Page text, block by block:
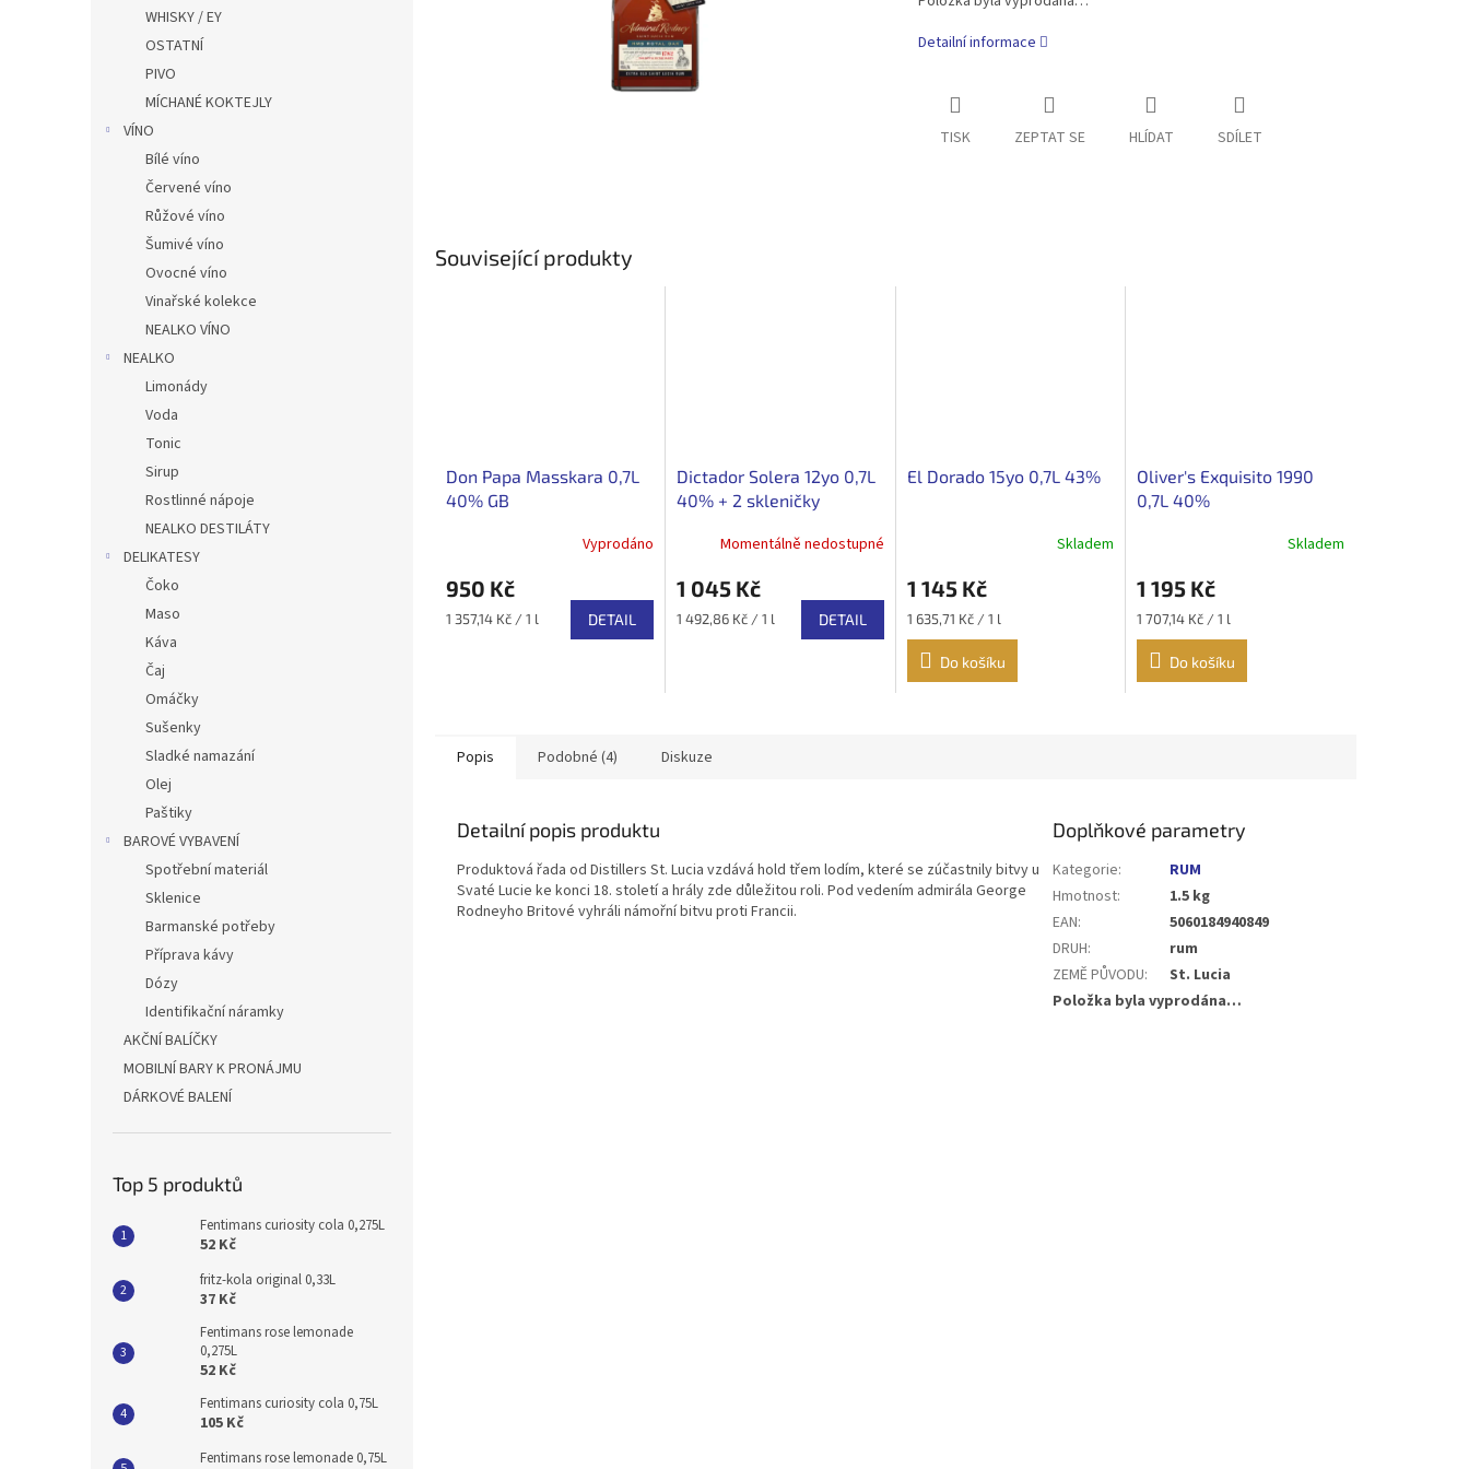
WHISKY / EY
OSTATNÍ
PIVO
MÍCHANÉ KOKTEJLY
VÍNO
Bílé víno
Červené víno
Růžové víno
Šumivé víno
Ovocné víno
Vinařské kolekce
NEALKO VÍNO
NEALKO
Limonády
Voda
Tonic
Sirup
Rostlinné nápoje
NEALKO DESTILÁTY
DELIKATESY
Čoko
Maso
Káva
Čaj
Omáčky
Sušenky
Sladké namazání
Olej
Paštiky
BAROVÉ VYBAVENÍ
Spotřební materiál
Sklenice
Barmanské potřeby
Příprava kávy
Dózy
Identifikační náramky
AKČNÍ BALÍČKY
MOBILNÍ BARY K PRONÁJMU
DÁRKOVÉ BALENÍ
Top 5 produktů
Fentimans curiosity cola 0,275L
52 Kč
fritz-kola original 0,33L
37 Kč
Fentimans rose lemonade
0,275L
52 Kč
Fentimans curiosity cola 0,75L
105 Kč
Fentimans rose lemonade 0,75L
Detailní informace
TISK ZEPTAT SE HLÍDAT SDÍLET
Související produkty
Don Papa Masskara 0,7L
40% GB
Vyprodáno
950 Kč
Měrná
1 357,14 Kč / 1 l DETAIL
Dictador Solera 12yo 0,7L
40% + 2 skleničky
Momentálně nedostupné
1 045 Kč
Měrná
1 492,86 Kč / 1 l DETAIL
El Dorado 15yo 0,7L 43%
Skladem
1 145 Kč
Měrná
cena:
1 635,71 Kč / 1 l
Do košíku
Oliver's Exquisito 1990
0,7L 40%
Skladem
1 195 Kč
Měrná
cena:
1 707,14 Kč / 1 l
Do košíku
Popis Podobné (4) Diskuze
Detailní popis produktu
Produktová řada od Distillers St. Lucia vzdává hold třem lodím, které se zúčastnily bitvy u
Svaté Lucie ke konci 18. století a hrály zde důležitou roli. Pod vedením admirála George
Rodneyho Britové vyhráli námořní bitvu proti Francii.
Doplňkové parametry
Kategorie:
RUM
Hmotnost:
1.5 kg
EAN:
5060184940849
DRUH:
rum
ZEMĚ PŮVODU:
St. Lucia
Položka byla vyprodána…